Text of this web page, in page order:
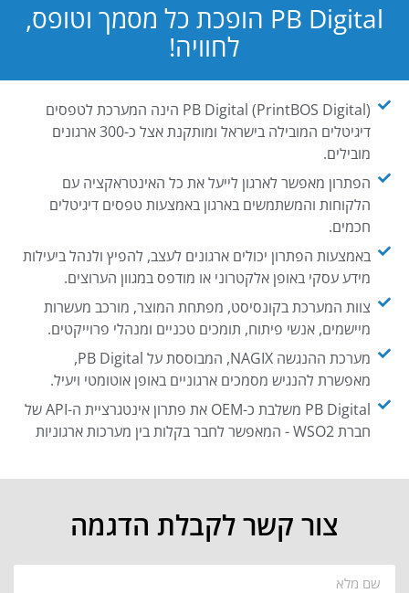
PB Digital הופכת כל מסמך וטופס,
לחוויה!
PB Digital (PrintBOS Digital) הינה המערכת לטפסים
דיגיטלים המובילה בישראל ומותקנת אצל כ-300 ארגונים
מובילים.
הפתרון מאפשר לארגון לייעל את כל האינטראקציה עם
הלקוחות והמשתמשים בארגון באמצעות טפסים דיגיטלים
חכמים.
באמצעות הפתרון יכולים ארגונים לעצב, להפיץ ולנהל ביעילות
מידע עסקי באופן אלקטרוני או מודפס במגוון הערוצים.
צוות המערכת בקונסיסט, מפתחת המוצר, מורכב מעשרות
מיישמים, אנשי פיתוח, תומכים טכניים ומנהלי פרוייקטים.
מערכת ההנגשה NAGIX, המבוססת על PB Digital,
מאפשרת להנגיש מסמכים ארגוניים באופן אוטומטי ויעיל.
PB Digital משלבת כ-OEM את פתרון אינטגרציית ה-API של
חברת WSO2 - המאפשר לחבר בקלות בין מערכות ארגוניות
צור קשר לקבלת הדגמה